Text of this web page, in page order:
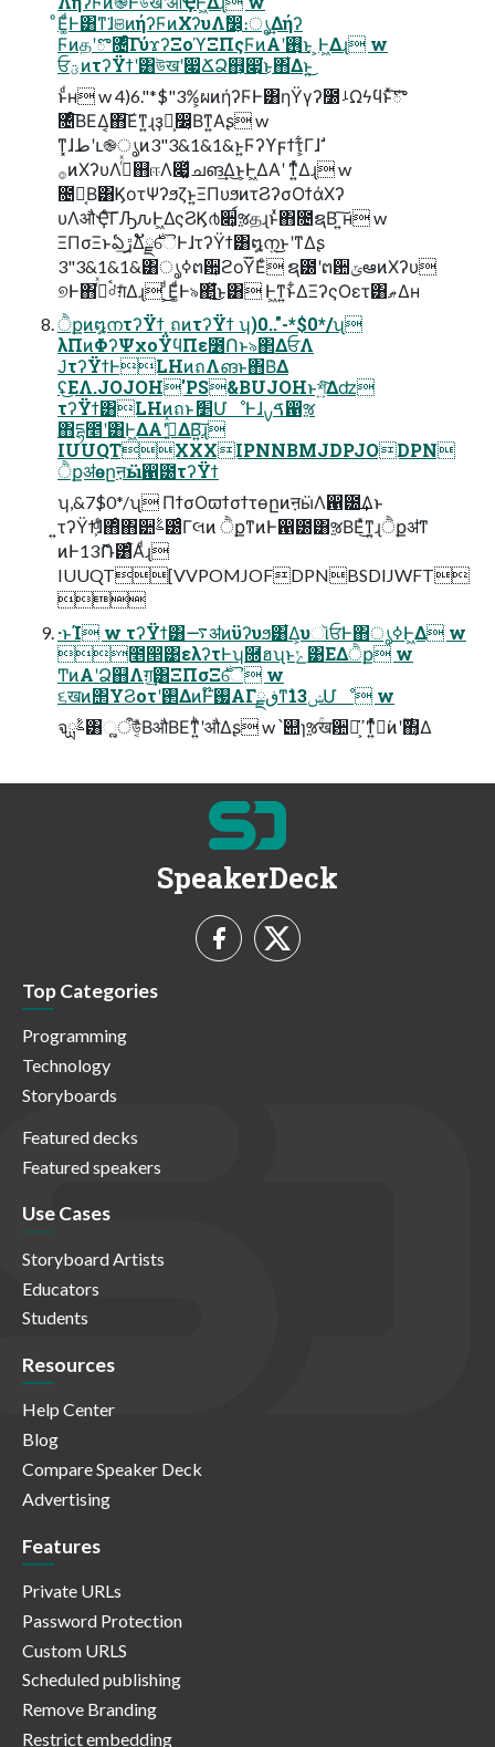
ͦΕ͚ͩͰ͸ͳ͘ɺଞͷήʔϜͷΧʔυΛࣗ෼͕։ൃ͢Δήʔ
Ϝͷதʹొ৔ͤͨ͞ΓύϫʔΞοϓΞΠςϜͷΑ͏ʹ࢖͏͜ͱ ͕Ͱ͖Δɻ w
ਓؾͷτʔΫϯʹ͸উखʹ෇ՃՁ஋͕෇͘͜ͱ΋͋Δͱ͍͏͜
ͱͩʜ w 4)6."*$"3%͕ผͷήʔϜͰ͸ηΫγʔ೰ࡴΩϟϥͱͯ͠ొ
৔ͤ͞ΒΕΔ͔΋͠Εͳ͍ɻҙຯ͕෼͔Βͳ͍Αʂ w
ͳ͓ɺطʹւ֎ൃͷ3"3&1&1&ͱ͍͏Ϝʔϒϝϯτ͕͋Γɺࣗ
࡞ͷΧʔυΛ࡞ͬͯ஋ஈΛ෇͚ͯചങ͢Δ͜ͱ͕Ͱ͖ΔΑ͏ʹ ͳ͍ͬͯΔɻ w
೔ຊ͔Β͸ϏοτΨʔϧζͱ͍͏ΞΠυϧͷτϨʔσΟϯάΧʔ
υΛऔҾͨ͠ΓԠԉͰ͖ΔςϨϏ൪૊͕์ૹதɻͱͯ΋೔ຊΒ ͍͠ʜ w
ΞΠσΞͱఏڙ͢Δັྗ࣍ୈͰɺτʔΫϯ͸໘ന͍͜ͱʹͳΔʂ
3"3&1&1&͸ൃߦຕ਺͕ϩοΫ͞Εͨ ຊ౰ʹຕ਺ݶఆͷΧʔυ
୭Ͱ΋࡞ͬͯ৹ࠪʹग़ͤΔɻ ͕ͩ͜Ε͚ͩͰ৯΂͍ͯ͘͜ͱ͸ Ͱ͖ͳ͍ͱ͋ΔΞʔςΟετ͸ޠΔʜ
ੈքͷ໘നτʔΫϯ ͓ถͷτʔΫϯ ʮ)0.."-*$0*/ʯ
λΠͷΦʔΨχοΫϥΠε೶Ոͱ৯΂ΔਓΛ
݁ͿτʔΫϯͰLHͷถΛങ͏ͱ΋Β͑Δ
ʢ͜ΕΛ.JOJOH'PS&BUJOHͱশ͍ͯ͠Δʣ
τʔΫϯ͸LHͷถͱަ׵ՄೳͰɺࠃࡍ഑ૹ
΋དྷ೥ʹ͸Ͱ͖ΔΑ͏ʹߟ͍͑ͯΔΒ͍͠ɻ
IUUQTXXXIPNNBMJDPJODPN
ੈքॳөըऩӹ഑౰τʔΫϯ
ʮ,&7$0*/ʯ ΠϯσΟϖϯσϯτөըͷऩӹΛ഑౰͢Δͱ
͍͏τʔΫϯ͕ͩɺͦ΋ͦ΋੺ࣈ౰ͨΓલͷ ੈքͳͷͰ഑౰͸ૹΒΕͯ͜ͳ͍ɻੈքॳͳ
ͷͰ13ޮՌ͸͋ͬͨΑ͏ͩɻ
IUUQT[VVPOMJOFDPNBSDIJWFT

·ͱΊ w τʔΫϯ͸࠷ॳͷϋʔυϧ͸͋Δ͕υૉਓͰ΋ൃߦͰ͖Δ w
೥൒͹ελʔτͰʮ࿝ฮʯͱݺ͹ΕΔੈք w
ͲͷΑ͏ʹՁ஋Λग़͔͢͸ΞΠσΞ࣍ୈ w
૬खͷ΢ΥϨοτʹ࢒ΔͷͰ໊ࢗΑΓڧྗͳࣗݾ13Մೳ w
จࣈྻ͸ૣ͍ऀউ͔ͪͩΒऔΒΕͳ͍͏ͪʹऔΔʂ w ՝୊ɿૹۚख਺ྉ͕ߴ͘ͳ͍ͬͯͯಧ͘ͷʹ࣌ؒ΋͔͔Δ
SpeakerDeck
Top Categories
Programming
Technology
Storyboards
Featured decks
Featured speakers
Use Cases
Storyboard Artists
Educators
Students
Resources
Help Center
Blog
Compare Speaker Deck
Advertising
Features
Private URLs
Password Protection
Custom URLS
Scheduled publishing
Remove Branding
Restrict embedding